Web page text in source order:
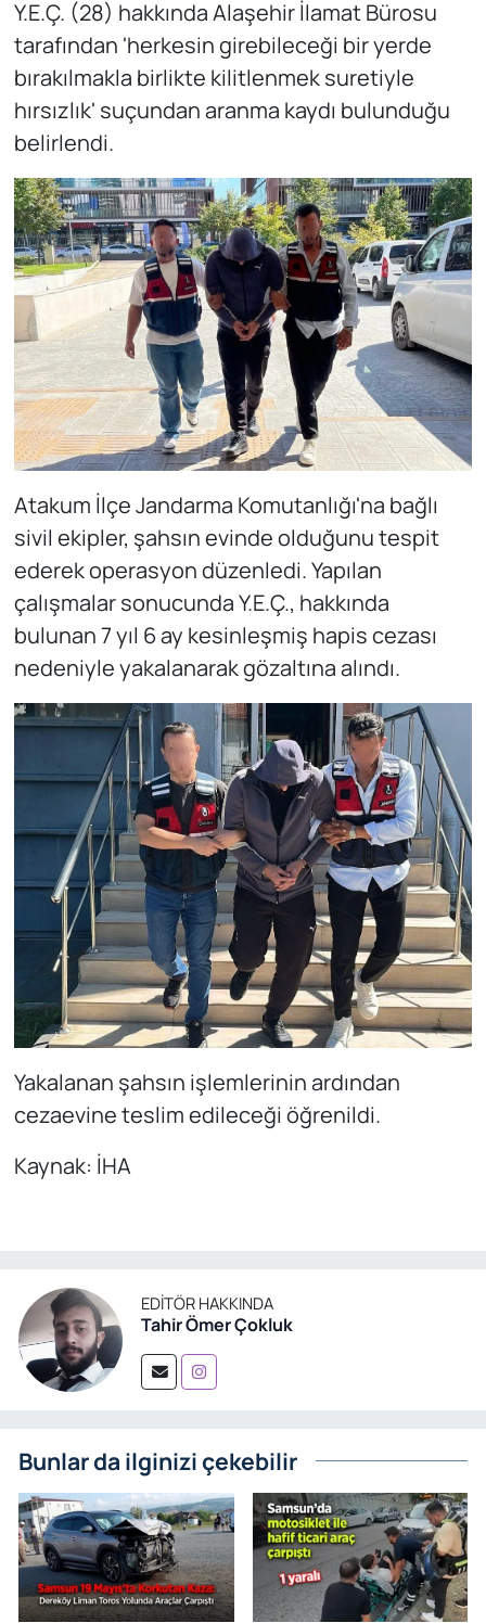
Y.E.Ç. (28) hakkında Alaşehir İlamat Bürosu
tarafından 'herkesin girebileceği bir yerde
bırakılmakla birlikte kilitlenmek suretiyle
hırsızlık' suçundan aranma kaydı bulunduğu
belirlendi.
Atakum İlçe Jandarma Komutanlığı'na bağlı
sivil ekipler, şahsın evinde olduğunu tespit
ederek operasyon düzenledi. Yapılan
çalışmalar sonucunda Y.E.Ç., hakkında
bulunan 7 yıl 6 ay kesinleşmiş hapis cezası
nedeniyle yakalanarak gözaltına alındı.
Yakalanan şahsın işlemlerinin ardından
cezaevine teslim edileceği öğrenildi.
Kaynak: İHA
EDITÖR HAKKINDA
Tahir Ömer Çokluk
Bunlar da ilginizi çekebilir